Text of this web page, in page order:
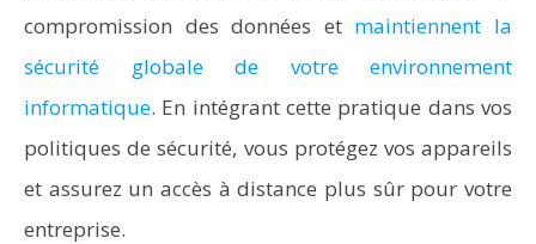
compromission des données et maintiennent la
sécurité globale de votre environnement
informatique. En intégrant cette pratique dans vos
politiques de sécurité, vous protégez vos appareils
et assurez un accès à distance plus sûr pour votre
entreprise.